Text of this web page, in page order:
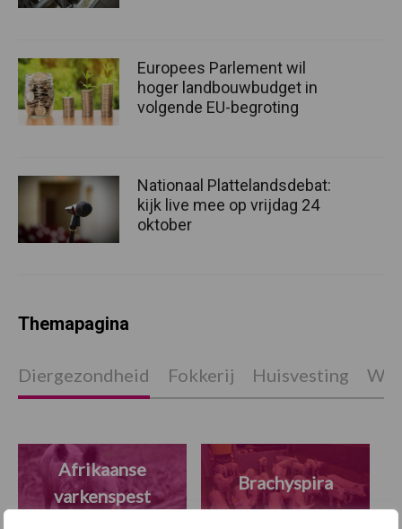
Europees Parlement wil
hoger landbouwbudget in
volgende EU-begroting
Nationaal Plattelandsdebat:
kijk live mee op vrijdag 24
oktober
Themapagina
Diergezondheid Fokkerij Huisvesting
Afrikaanse
varkenspest
Brachyspira